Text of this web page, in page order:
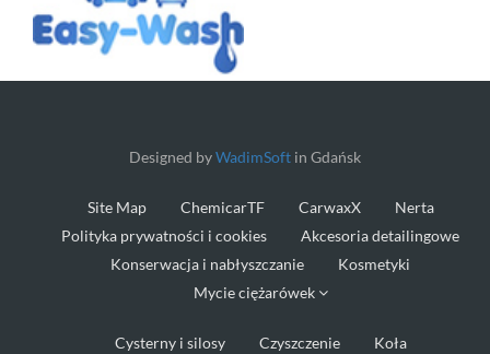
Designed byWadimSoft in Gdańsk
Site Map ChemicarTF CarwaxX
Nerta
Polityka prywatności i cookies
Akcesoria detailingowe
Konserwacja i nabłyszczanie
Kosmetyki
Mycie ciężarówek
Cysterny i silosy Czyszczenie
Koła